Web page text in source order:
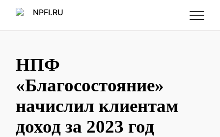
НПФ
«Благосостояние»
начислил клиентам
доход за 2023 год